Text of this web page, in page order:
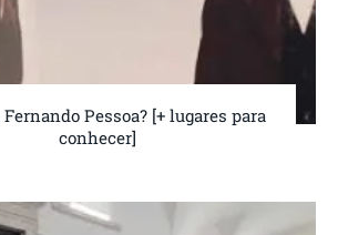
Pessoa? [+ lugares para
conhecer]